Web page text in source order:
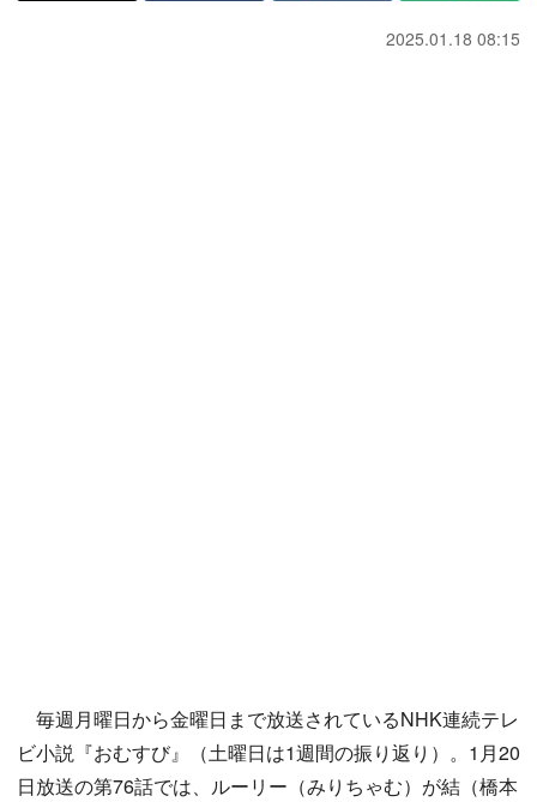
2025.01.18 08:15
毎週月曜日から金曜日まで放送されているNHK連続テレ
ビ小説『おむすび』（土曜日は1週間の振り返り）。1月20
日放送の第76話では、ルーリー（みりちゃむ）が結（橋本